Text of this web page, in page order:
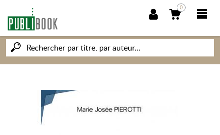
0
NOUVEAUTÉS
SOCIÉTÉ DES ÉCRIVAINS